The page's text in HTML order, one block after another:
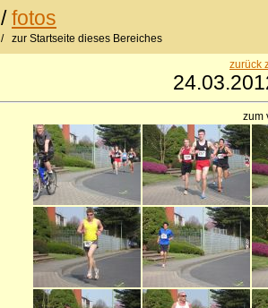
/fotos
/ zur Startseite dieses Bereiches
zurück
zum